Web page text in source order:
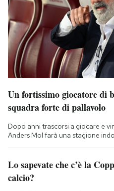
Un fortissimo giocatore di
squadra forte di pallavolo
Dopo anni trascorsi a giocare e
Anders Mol farà una stagione
Lo sapevate che c’è la
calcio?